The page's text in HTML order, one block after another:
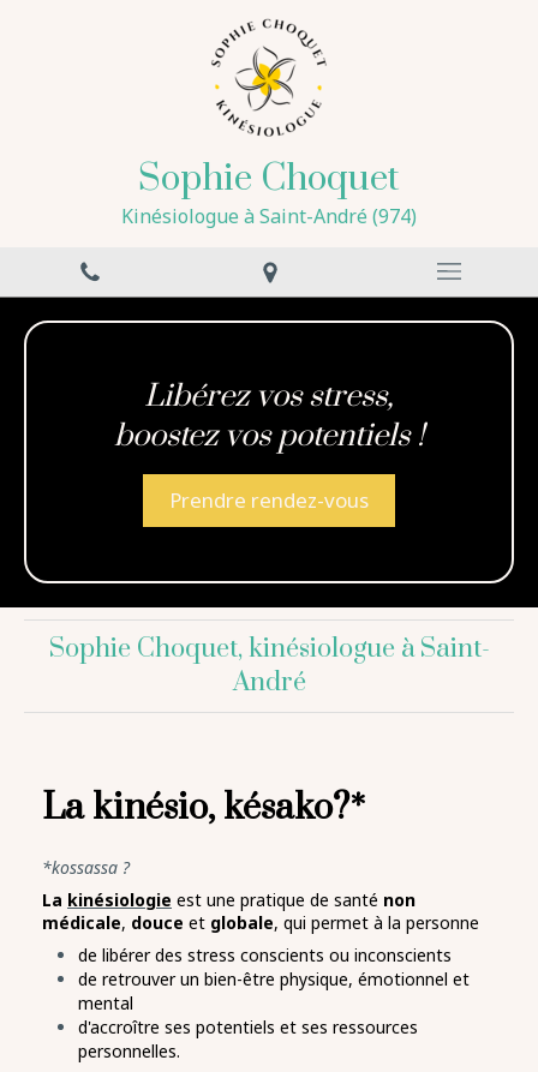
Sophie Choquet
Kinésiologue à Saint-André (974)
Libérez vos stress,
boostez vos potentiels !
Prendre rendez-vous
Sophie Choquet, kinésiologue à Saint-
André
La kinésio, késako?*
*kossassa ?
La kinésiologie est une pratique de santé non
médicale, douce et globale, qui permet à la personne
de libérer des stress conscients ou inconscients
de retrouver un bien-être physique, émotionnel et
mental
d'accroître ses potentiels et ses ressources
personnelles.